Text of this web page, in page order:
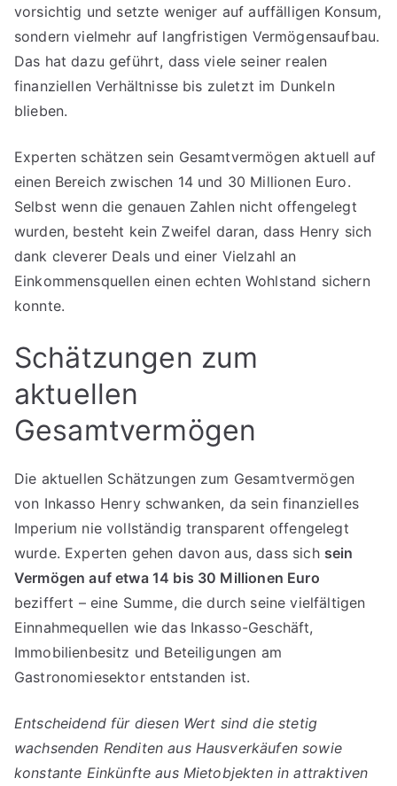
vorsichtig und setzte weniger auf auffälligen Konsum,
sondern vielmehr auf langfristigen Vermögensaufbau.
Das hat dazu geführt, dass viele seiner realen
finanziellen Verhältnisse bis zuletzt im Dunkeln
blieben.
Experten schätzen sein Gesamtvermögen aktuell auf
einen Bereich zwischen 14 und 30 Millionen Euro.
Selbst wenn die genauen Zahlen nicht offengelegt
wurden, besteht kein Zweifel daran, dass Henry sich
dank cleverer Deals und einer Vielzahl an
Einkommensquellen einen echten Wohlstand sichern
konnte.
Schätzungen zum
aktuellen
Gesamtvermögen
Die aktuellen Schätzungen zum Gesamtvermögen
von Inkasso Henry schwanken, da sein finanzielles
Imperium nie vollständig transparent offengelegt
wurde. Experten gehen davon aus, dass sich sein
Vermögen auf etwa 14 bis 30 Millionen Euro
beziffert – eine Summe, die durch seine vielfältigen
Einnahmequellen wie das Inkasso-Geschäft,
Immobilienbesitz und Beteiligungen am
Gastronomiesektor entstanden ist.
Entscheidend für diesen Wert sind die stetig
wachsenden Renditen aus Hausverkäufen sowie
konstante Einkünfte aus Mietobjekten in attraktiven